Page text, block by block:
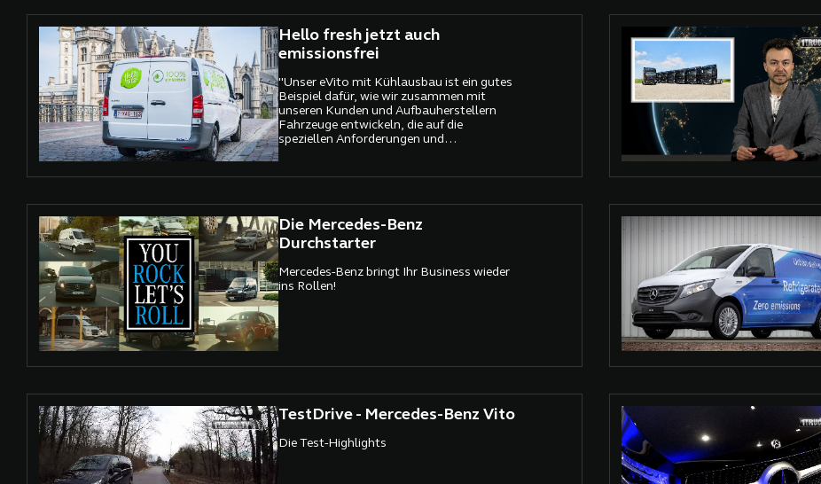
Hello fresh jetzt auch
emissionsfrei
"Unser eVito mit Kühlausbau ist ein gutes
Beispiel dafür, wie wir zusammen mit
unseren Kunden und Aufbauherstellern
Fahrzeuge entwickeln, die auf die
speziellen Anforderungen und
Einsatzzwecke zugeschnitten sind“
Die Mercedes-Benz
Durchstarter
Mercedes-Benz bringt Ihr Business wieder
ins Rollen!
TestDrive - Mercedes-Benz Vito
Die Test-Highlights